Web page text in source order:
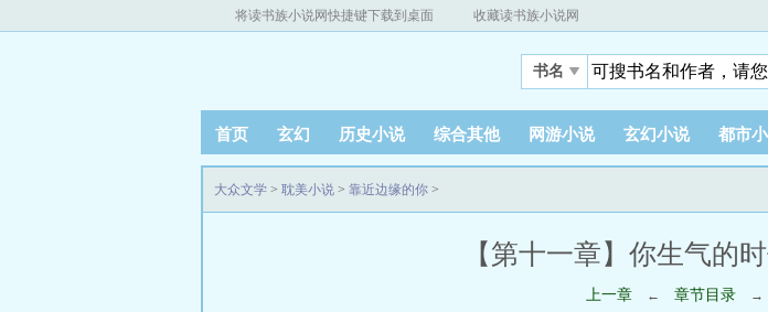
将读书族小说网快捷键下载到桌面 收藏读书族小说网
书名
首页 玄幻 历史小说 综合其他 网游小说 玄幻小说 都市
大众文学 > 耽美小说 > 靠近边缘的你 >
【第十一章】你生气的
上一章 ← 章节目录 →